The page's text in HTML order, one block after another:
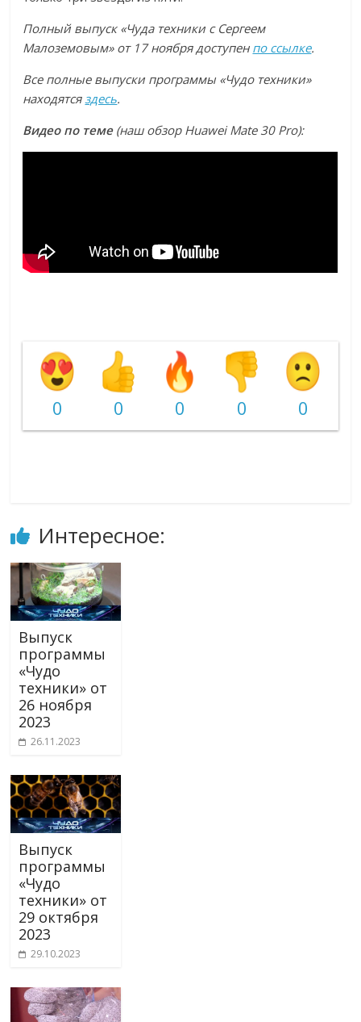
Полный выпуск «Чуда техники с Сергеем
Малоземовым» от 17 ноября доступен по ссылке.
Все полные выпуски программы «Чудо техники»
находятсяздесь.
Видео по теме(наш обзор Huawei Mate 30 Pro):
0 0 0 0 0
Интересное:
Выпуск
программы
«Чудо
техники» от
26 ноября
2023
26.11.2023
Выпуск
программы
«Чудо
техники» от
29 октября
2023
29.10.2023